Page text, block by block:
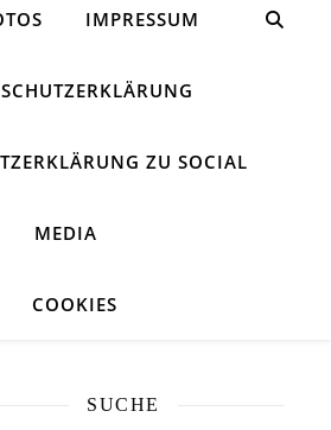
IMPRESSUM
ZU SOCIAL
MEDIA
COOKIES
SUCHE